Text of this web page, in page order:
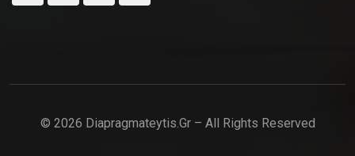
© 2026 Diapragmateytis.gr – All Rights Reserved